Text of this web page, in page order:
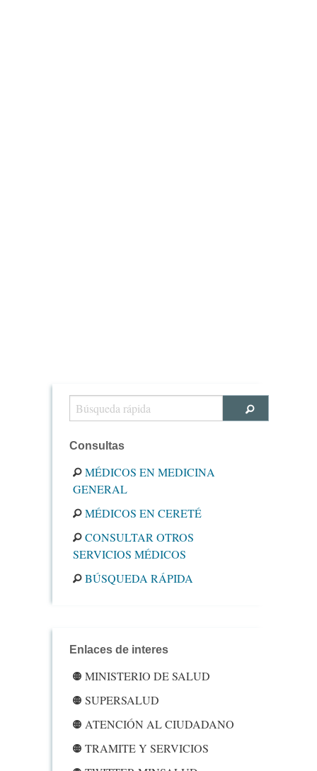
Consultas
MÉDICOS EN MEDICINA
GENERAL
MÉDICOS EN CERETÉ
CONSULTAR OTROS
SERVICIOS MÉDICOS
BÚSQUEDA RÁPIDA
Enlaces de interes
MINISTERIO DE SALUD
SUPERSALUD
ATENCIÓN AL CIUDADANO
TRAMITE Y SERVICIOS